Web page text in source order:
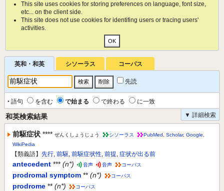
This site uses cookies for storing preferences on language, font size,
etc... on the client side.
This site does not use cookies for identifing users or tracing users'
activities.
英和・和英 シソーラス コーパス
先読
‣ 語句 を含む で始まる で終わる
に一致
▼ 詳細検索
和英検索結果
前駆症状 **** ぜんくしょうじょう シソーラス PubMed Scholar, Google
WikiPedia
【類義語】 先行, 前駆, 前駆症状性, 前提, 症状が出る前
antecedent *** (n*) 音声 音声 コーパス
prodromal symptom ** (n*) コーパス
prodrome ** (n*) コーパス